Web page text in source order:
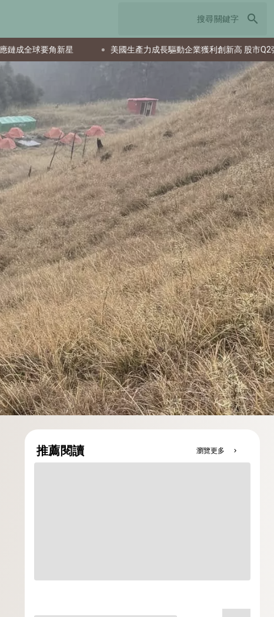
search
美國生產力成長驅動企業獲利創新高 股市Q2強勁反彈
推薦閱讀 瀏覽更多 chevron_right